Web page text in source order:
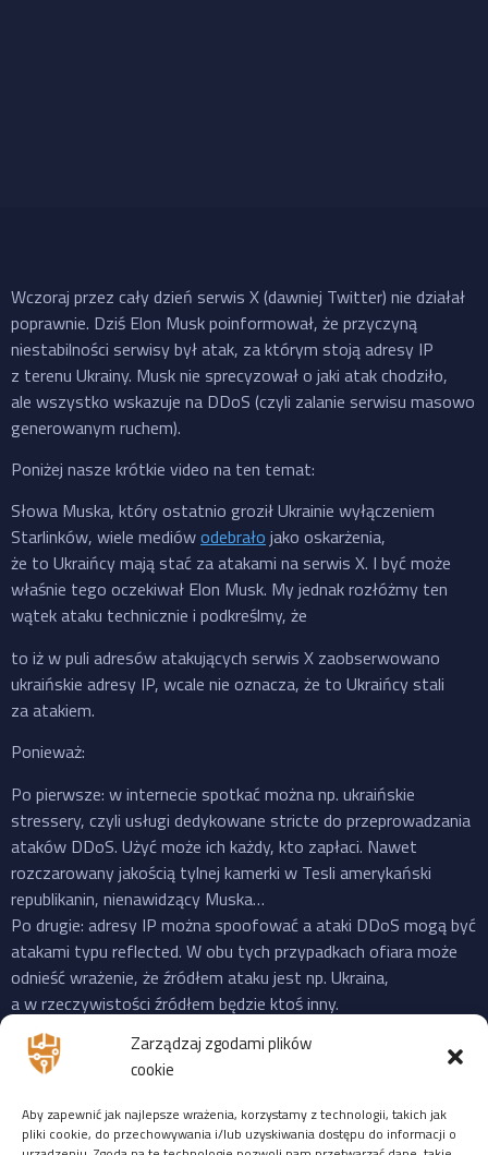
Zarządzaj zgodami plików
cookie
Aby zapewnić jak najlepsze wrażenia, korzystamy z technologii, takich jak
pliki cookie, do przechowywania i/lub uzyskiwania dostępu do informacji o
Wczoraj przez cały dzień serwis X (dawniej Twitter) nie działał
poprawnie. Dziś Elon Musk poinformował, że przyczyną
niestabilności serwisy był atak, za którym stoją adresy IP
z terenu Ukrainy. Musk nie sprecyzował o jaki atak chodziło,
ale wszystko wskazuje na DDoS (czyli zalanie serwisu masowo
generowanym ruchem).
Poniżej nasze krótkie video na ten temat:
Słowa Muska, który ostatnio groził Ukrainie wyłączeniem
Starlinków, wiele mediówodebrało jako oskarżenia,
że to Ukraińcy mają stać za atakami na serwis X. I być może
właśnie tego oczekiwał Elon Musk. My jednak rozłóżmy ten
wątek ataku technicznie i podkreślmy, że
to iż w puli adresów atakujących serwis X zaobserwowano
ukraińskie adresy IP, wcale nie oznacza, że to Ukraińcy stali
za atakiem.
Ponieważ:
Po pierwsze: w internecie spotkać można np. ukraińskie
stressery, czyli usługi dedykowane stricte do przeprowadzania
ataków DDoS. Użyć może ich każdy, kto zapłaci. Nawet
rozczarowany jakością tylnej kamerki w Tesli amerykański
republikanin, nienawidzący Muska…
Po drugie: adresy IP można spoofować a ataki DDoS mogą być
atakami typu reflected. W obu tych przypadkach ofiara może
odnieść wrażenie, że źródłem ataku jest np. Ukraina,
a w rzeczywistości źródłem będzie ktoś inny.
Po trzecie: do ataku na X “przyznała się” propalestyńska grupa
o cudownej nazwie “Mroczna Burza”, która powstała jeszcze
w 2023 i ma na swoim koncie ataki na cele zarówno w US,
Izraelu czy EU. Ale podobnie jak Musk, grupy “hakerskie” też
często mijają się z prawdą, więc niekoniecznie trzeba ufać